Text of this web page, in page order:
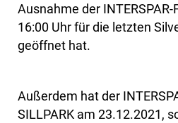
Ausnahme der
16:00 Uhr für die letzten
geöffnet hat.
Außerdem hat der
SILLPARK am 23.12.2021,